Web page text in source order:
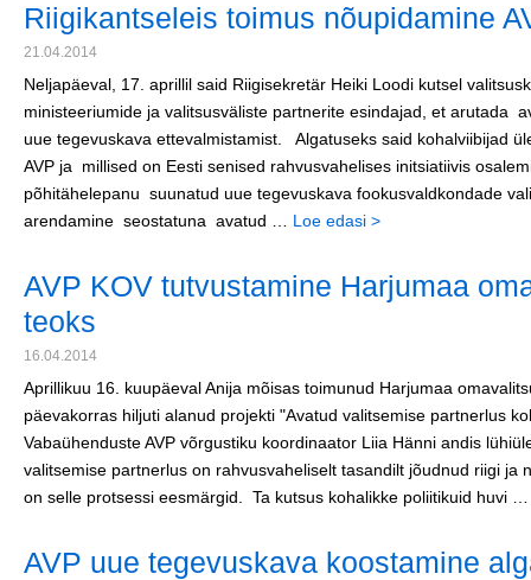
Riigikantseleis toimus nõupidamine
21.04.2014
Neljapäeval, 17. aprillil said Riigisekretär Heiki Loodi kutsel
ministeeriumide ja valitsusväliste partnerite esindajad, et arutada
uue tegevuskava ettevalmistamist. Algatuseks said kohalviibijad
AVP ja millised on Eesti senised rahvusvahelises initsiatiivis
põhitähelepanu suunatud uue tegevuskava fookusvaldkondade
arendamine seostatuna avatud … Loe edasi >
AVP KOV tutvustamine Harjumaa
teoks
16.04.2014
Aprillikuu 16. kuupäeval Anija mõisas toimunud Harjumaa
päevakorras hiljuti alanud projekti "Avatud valitsemise partnerlus
Vabaühenduste AVP võrgustiku koordinaator Liia Hänni andis
valitsemise partnerlus on rahvusvaheliselt tasandilt jõudnud riigi ja
on selle protsessi eesmärgid. Ta kutsus kohalikke poliitikuid huvi
AVP uue tegevuskava koostamine